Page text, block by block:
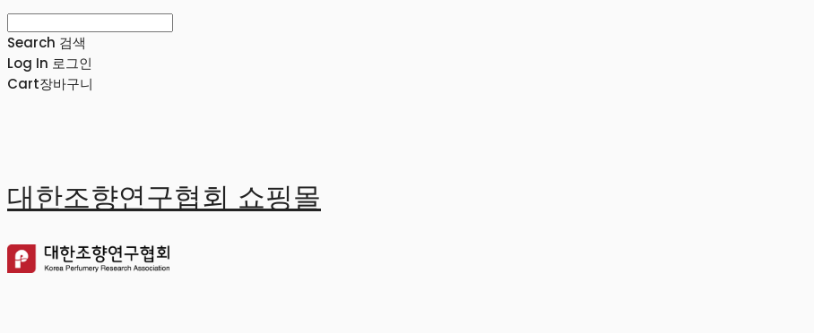
Search 검색
Log In 로그인
Cart장바구니
대한조향연구협회 쇼핑몰